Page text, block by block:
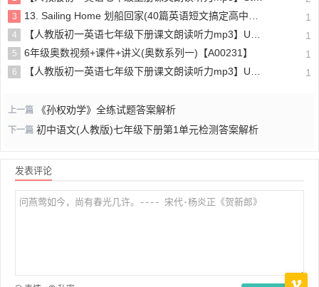
3 13. Sailing Home 划船回家(40篇英语短文搞定高中高考3500个单词) 1
4 【人教版初一英语七年级下册课文朗读听力mp3】Unit 4 1
5 6年级奥数视频+课件+讲义(奥数系列一)【A00231】 1
6 【人教版初一英语七年级下册课文朗读听力mp3】Unit 6 1
上一篇 《孙权劝学》全练试题答案解析
下一篇 初中语文(人教版)七年级下册第1单元检测答案解析
发表评论